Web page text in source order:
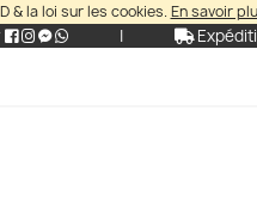
& la loi sur les cookies.En savoir
|